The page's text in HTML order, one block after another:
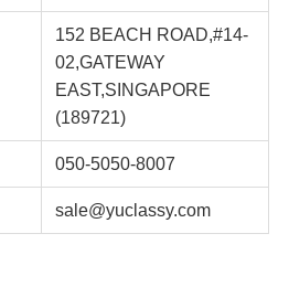
152 BEACH ROAD,#14-
02,GATEWAY
EAST,SINGAPORE
(189721)
050-5050-8007
sale@yuclassy.com